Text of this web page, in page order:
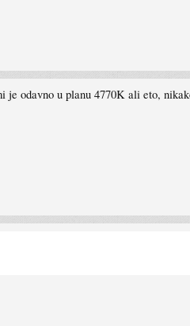
odavno u planu 4770K ali eto,